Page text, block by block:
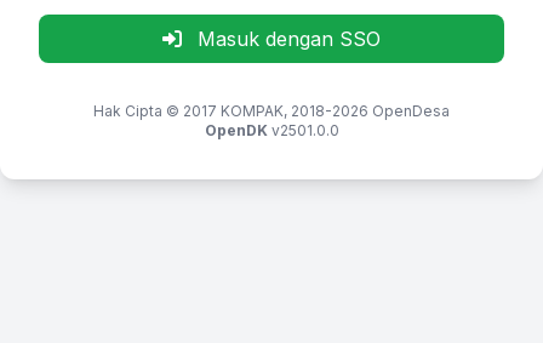
Masuk dengan SSO
Hak Cipta © 2017 KOMPAK, 2018-2026 OpenDesa
OpenDK v2501.0.0